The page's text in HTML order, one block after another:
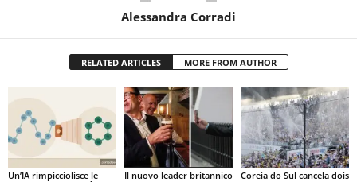
Alessandra Corradi
RELATED ARTICLES MORE FROM AUTHOR
Un’IA rimpicciolisce le
Il nuovo leader britannico
Coreia do Sul cancela dois